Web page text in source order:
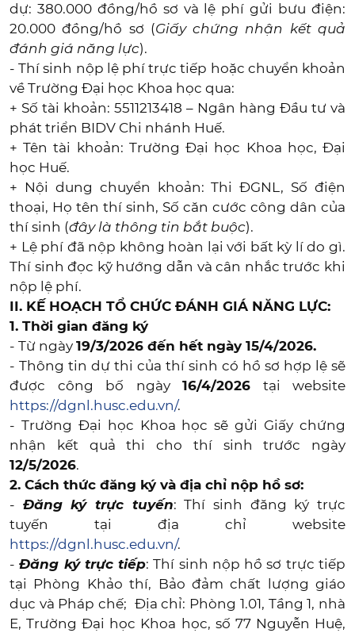
dự: 380.000 đồng/hồ sơ và lệ phí gửi bưu điện:
20.000 đồng/hồ sơ (Giấy chứng nhận kết quả
đánh giá năng lực).
- Thí sinh nộp lệ phí trực tiếp hoặc chuyển khoản
về Trường Đại học Khoa học qua:
+ Số tài khoản: 5511213418 – Ngân hàng Đầu tư và
phát triển BIDV Chi nhánh Huế.
+ Tên tài khoản: Trường Đại học Khoa học, Đại
học Huế.
+ Nội dung chuyển khoản: Thi ĐGNL, Số điện
thoại, Họ tên thí sinh, Số căn cước công dân của
thí sinh (đây là thông tin bắt buộc).
+ Lệ phí đã nộp không hoàn lại với bất kỳ lí do gì.
Thí sinh đọc kỹ hướng dẫn và cân nhắc trước khi
nộp lệ phí.
II. KẾ HOẠCH TỔ CHỨC ĐÁNH GIÁ NĂNG LỰC:
1. Thời gian đăng ký
- Từ ngày 19/3/2026 đến hết ngày 15/4/2026.
- Thông tin dự thi của thí sinh có hồ sơ hợp lệ sẽ
được công bố ngày 16/4/2026 tại website
https://dgnl.husc.edu.vn/.
- Trường Đại học Khoa học sẽ gửi Giấy chứng
nhận kết quả thi cho thí sinh trước ngày
12/5/2026.
2. Cách thức đăng ký và địa chỉ nộp hồ sơ:
- Đăng ký trực tuyến: Thí sinh đăng ký trực
tuyến tại địa chỉ website
https://dgnl.husc.edu.vn/.
-Đăng ký trực tiếp: Thí sinh nộp hồ sơ trực tiếp
tại Phòng Khảo thí, Bảo đảm chất lượng giáo
dục và Pháp chế; Địa chỉ: Phòng 1.01, Tầng 1, nhà
E, Trường Đại học Khoa học, số 77 Nguyễn Huệ,